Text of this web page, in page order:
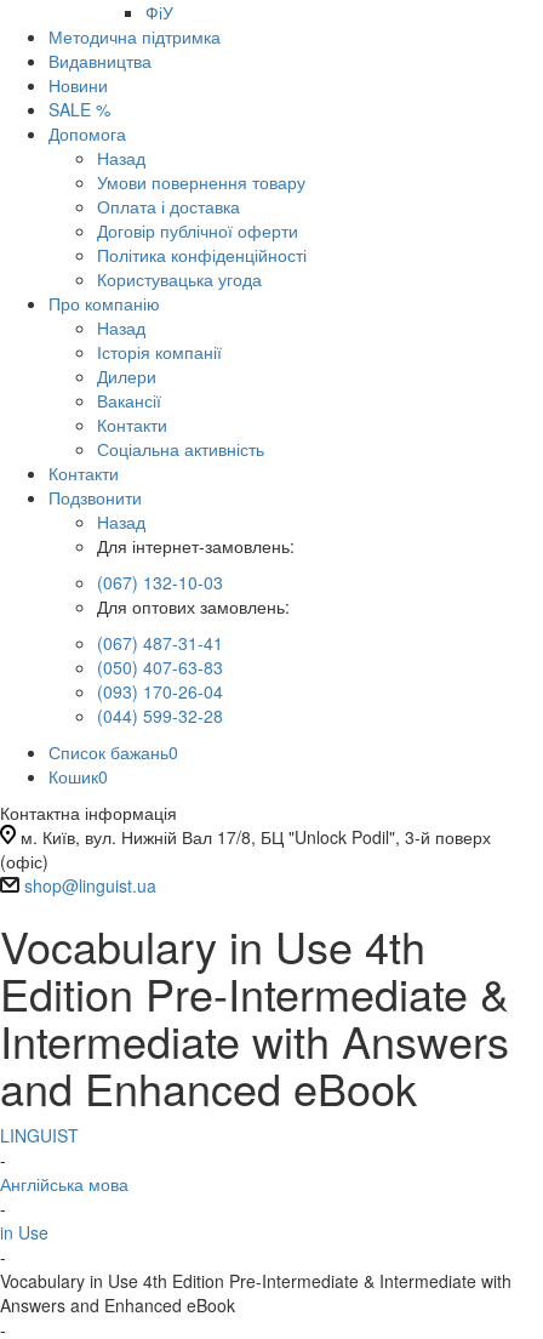
ФіУ
Методична підтримка
Видавництва
Новини
SALE %
Допомога
Назад
Умови повернення товару
Оплата і доставка
Договір публічної оферти
Політика конфіденційності
Користувацька угода
Про компанію
Назад
Історія компанії
Дилери
Вакансії
Контакти
Соціальна активність
Контакти
Подзвонити
Назад
Для інтернет-замовлень:
(067) 132-10-03
Для оптових замовлень:
(067) 487-31-41
(050) 407-63-83
(093) 170-26-04
(044) 599-32-28
Список бажань0
Кошик0
Контактна інформація
м. Київ, вул. Нижній Вал 17/8, БЦ "Unlock Podil", 3-й поверх
(офіс)
shop@linguist.ua
Vocabulary in Use 4th
Edition Pre-Intermediate &
Intermediate with Answers
and Enhanced eBook
LINGUIST
-
Англійська мова
-
in Use
-
Vocabulary in Use 4th Edition Pre-Intermediate & Intermediate with
Answers and Enhanced eBook
-